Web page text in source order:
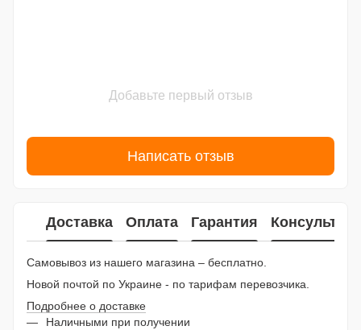
Добавьте первый отзыв
Написать отзыв
Доставка Оплата Гарантия
Самовывоз из нашего магазина – бесплатно.
Новой почтой по Украине - по тарифам перевозчика.
Подробнее о доставке
Наличными при получении